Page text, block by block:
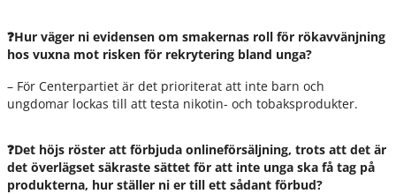
❓Hur väger ni evidensen om smakernas roll för rökavvänjning
hos vuxna mot risken för rekrytering bland unga?
– För Centerpartiet är det prioriterat att inte barn och
ungdomar lockas till att testa nikotin- och tobaksprodukter.
❓Det höjs röster att förbjuda onlineförsäljning, trots att det är
det överlägset säkraste sättet för att inte unga ska få tag på
produkterna, hur ställer ni er till ett sådant förbud?